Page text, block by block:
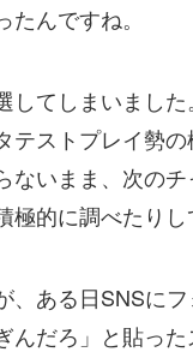
んですね。
してしまいまし
テストプレイ勢の
ないまま、次の
的に調べたりし
、ある日SNSに
んだろ」と貼っ